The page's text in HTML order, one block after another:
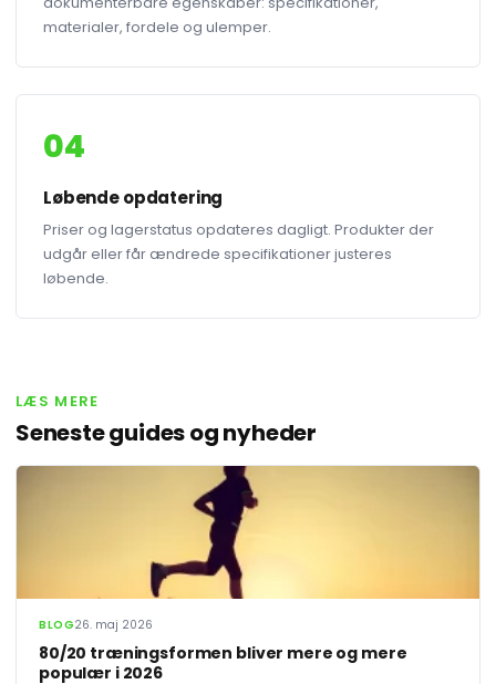
materialer, fordele og ulemper.
04
Løbende opdatering
Priser og lagerstatus opdateres dagligt. Produkter der
udgår eller får ændrede specifikationer justeres
løbende.
LÆS MERE
Seneste guides og nyheder
BLOG26. maj 2026
80/20 træningsformen bliver mere og mere
populær i 2026